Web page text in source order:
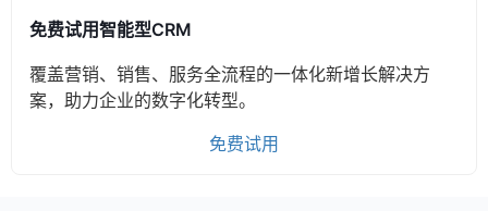
免费试用智能型CRM
覆盖营销、销售、服务全流程的一体化新增长解决方
案，助力企业的数字化转型。
免费试用